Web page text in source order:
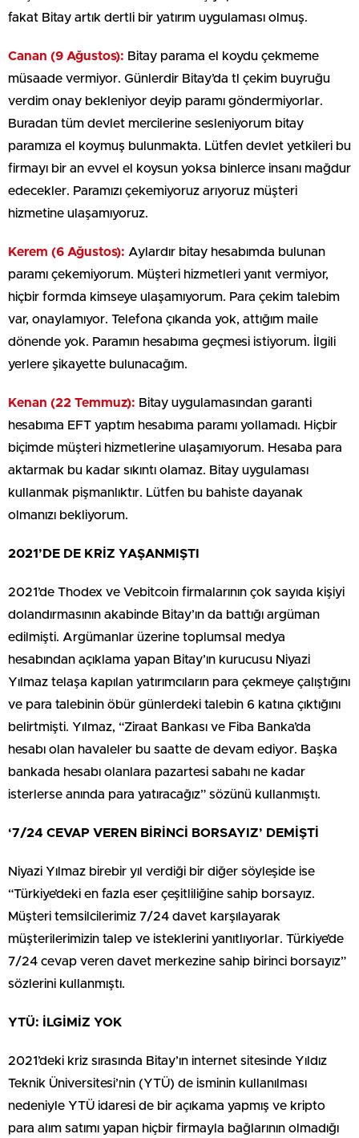
fakat Bitay artık dertli bir yatırım uygulaması olmuş.
Canan (9 Ağustos): Bitay parama el koydu çekmeme
müsaade vermiyor. Günlerdir Bitay’da tl çekim buyruğu
verdim onay bekleniyor deyip paramı göndermiyorlar.
Buradan tüm devlet mercilerine sesleniyorum bitay
paramıza el koymuş bulunmakta. Lütfen devlet yetkileri bu
firmayı bir an evvel el koysun yoksa binlerce insanı mağdur
edecekler. Paramızı çekemiyoruz arıyoruz müşteri
hizmetine ulaşamıyoruz.
Kerem (6 Ağustos): Aylardır bitay hesabımda bulunan
paramı çekemiyorum. Müşteri hizmetleri yanıt vermiyor,
hiçbir formda kimseye ulaşamıyorum. Para çekim talebim
var, onaylamıyor. Telefona çıkanda yok, attığım maile
dönende yok. Paramın hesabıma geçmesi istiyorum. İlgili
yerlere şikayette bulunacağım.
Kenan (22 Temmuz): Bitay uygulamasından garanti
hesabıma EFT yaptım hesabıma paramı yollamadı. Hiçbir
biçimde müşteri hizmetlerine ulaşamıyorum. Hesaba para
aktarmak bu kadar sıkıntı olamaz. Bitay uygulaması
kullanmak pişmanlıktır. Lütfen bu bahiste dayanak
olmanızı bekliyorum.
2021’DE DE KRİZ YAŞANMIŞTI
2021’de Thodex ve Vebitcoin firmalarının çok sayıda kişiyi
dolandırmasının akabinde Bitay’ın da battığı argüman
edilmişti. Argümanlar üzerine toplumsal medya
hesabından açıklama yapan Bitay’ın kurucusu Niyazi
Yılmaz telaşa kapılan yatırımcıların para çekmeye çalıştığını
ve para talebinin öbür günlerdeki talebin 6 katına çıktığını
belirtmişti. Yılmaz, “Ziraat Bankası ve Fiba Banka’da
hesabı olan havaleler bu saatte de devam ediyor. Başka
bankada hesabı olanlara pazartesi sabahı ne kadar
isterlerse anında para yatıracağız” sözünü kullanmıştı.
‘7/24 CEVAP VEREN BİRİNCİ BORSAYIZ’ DEMİŞTİ
Niyazi Yılmaz birebir yıl verdiği bir diğer söyleşide ise
“Türkiye’deki en fazla eser çeşitliliğine sahip borsayız.
Müşteri temsilcilerimiz 7/24 davet karşılayarak
müşterilerimizin talep ve isteklerini yanıtlıyorlar. Türkiye’de
7/24 cevap veren davet merkezine sahip birinci borsayız”
sözlerini kullanmıştı.
YTÜ: İLGİMİZ YOK
2021’deki kriz sırasında Bitay’ın internet sitesinde Yıldız
Teknik Üniversitesi’nin (YTÜ) de isminin kullanılması
nedeniyle YTÜ idaresi de bir açıkama yapmış ve kripto
para alım satımı yapan hiçbir firmayla bağlarının olmadığı